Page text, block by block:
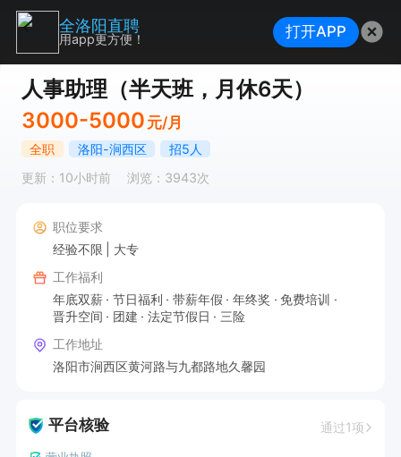
人事助理（半天班，月休6天）
3000-5000 元/月
全职 洛阳-涧西区
招5人
更新：10小时前
浏览：3943次
职位要求
经验不限
大专
工作福利
年底双薪
节日福利 带薪年假 年终奖
免费培训
晋升空间
团建 法定节假日
三险
工作地址
洛阳市涧西区黄河路与九都路地久馨园
平台核验 通过1项
全洛阳直聘
用app更方便！ 打开APP